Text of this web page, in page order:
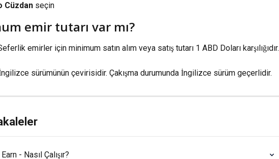
Cüzdan seçin
emir tutarı var mı?
emirler için minimum satın alım veya satış tutarı 1 ABD Doları karşılığıdır.
sürümünün çevirisidir. Çakışma durumunda İngilizce sürüm geçerlidir.
- Nasıl Çalışır?